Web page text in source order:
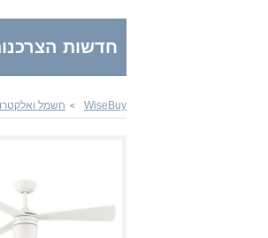
חדשות
WiseBuy
> חשמל